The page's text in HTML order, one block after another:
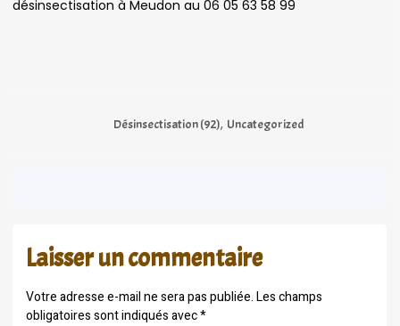
désinsectisation à Meudon au 06 05 63 58 99
Désinsectisation (92), Uncategorized
Laisser un commentaire
Votre adresse e-mail ne sera pas publiée.Les champs
obligatoires sont indiqués avec*